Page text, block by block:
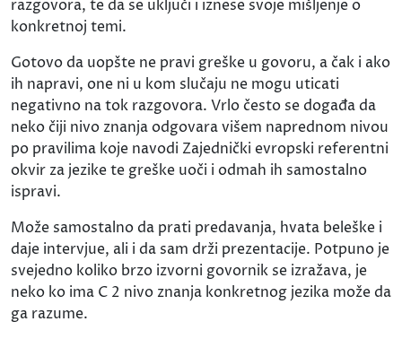
razgovora, te da se uključi i iznese svoje mišljenje o
konkretnoj temi.
Gotovo da uopšte ne pravi greške u govoru, a čak i ako
ih napravi, one ni u kom slučaju ne mogu uticati
negativno na tok razgovora. Vrlo često se događa da
neko čiji nivo znanja odgovara višem naprednom nivou
po pravilima koje navodi Zajednički evropski referentni
okvir za jezike te greške uoči i odmah ih samostalno
ispravi.
Može samostalno da prati predavanja, hvata beleške i
daje intervjue, ali i da sam drži prezentacije. Potpuno je
svejedno koliko brzo izvorni govornik se izražava, je
neko ko ima C 2 nivo znanja konkretnog jezika može da
ga razume.